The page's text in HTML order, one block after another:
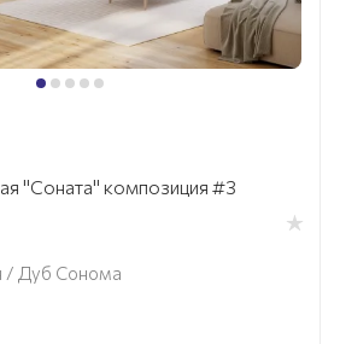
"Соната" композиция #3
/ Дуб Сонома